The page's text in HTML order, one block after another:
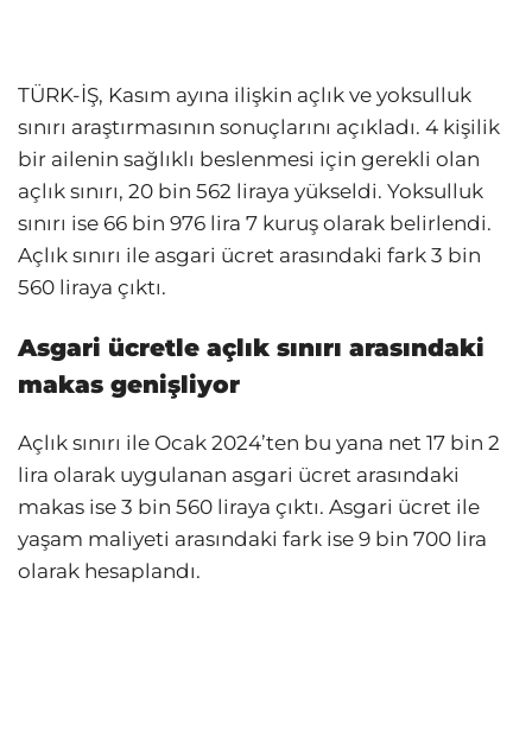
TÜRK-İŞ, Kasım ayına ilişkin açlık ve yoksulluk
sınırı araştırmasının sonuçlarını açıkladı. 4 kişilik
bir ailenin sağlıklı beslenmesi için gerekli olan
açlık sınırı, 20 bin 562 liraya yükseldi. Yoksulluk
sınırı ise 66 bin 976 lira 7 kuruş olarak belirlendi.
Açlık sınırı ile asgari ücret arasındaki fark 3 bin
560 liraya çıktı.
Asgari ücretle açlık sınırı arasındaki
makas genişliyor
Açlık sınırı ile Ocak 2024’ten bu yana net 17 bin 2
lira olarak uygulanan asgari ücret arasındaki
makas ise 3 bin 560 liraya çıktı. Asgari ücret ile
yaşam maliyeti arasındaki fark ise 9 bin 700 lira
olarak hesaplandı.